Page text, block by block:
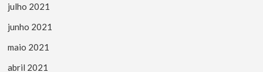
julho 2021
junho 2021
maio 2021
abril 2021